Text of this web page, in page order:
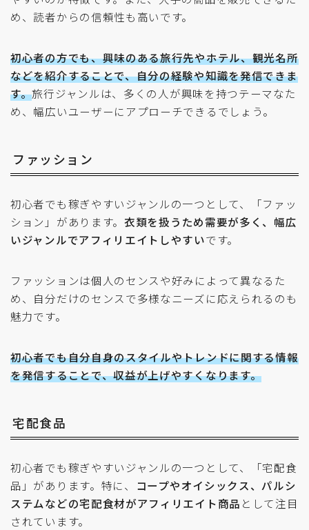
め、読者からの信頼性も高いです。
初心者の方でも、興味のある旅行先やホテル、観光名所
などを紹介することで、自分の経験や知識を発信できま
す。旅行ジャンルは、多くの人が興味を持つテーマなた
め、幅広いユーザーにアプローチできるでしょう。
ファッション
初心者でも稼ぎやすいジャンルの一つとして、「ファッ
ション」があります。 衣類を扱うため需要が多く、幅広
いジャンルでアフィリエイトしやすいです。
ファッションは個人のセンスや好みによって異なるた
め、自分だけのセンスで多様なニーズに応えられるのも
魅力です。
初心者でも自分自身のスタイルやトレンドに関する情報
を発信することで、収益が上げやすくなります。
宅配食品
初心者でも稼ぎやすいジャンルの一つとして、「宅配食
品」があります。特に、
コープやオイシックス、パルシ
ステムなどの宅配食材がアフィリエイト商品 として注目
されています。